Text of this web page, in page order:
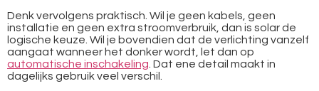
Denk vervolgens praktisch. Wil je geen kabels, geen
installatie en geen extra stroomverbruik, dan is solar de
logische keuze. Wil je bovendien dat de verlichting vanzelf
aangaat wanneer het donker wordt, let dan op
automatische inschakeling . Dat ene detail maakt in
dagelijks gebruik veel verschil.